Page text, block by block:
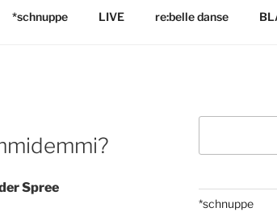
*schnuppe LIVE re:belle danse
Spree
*schnuppe